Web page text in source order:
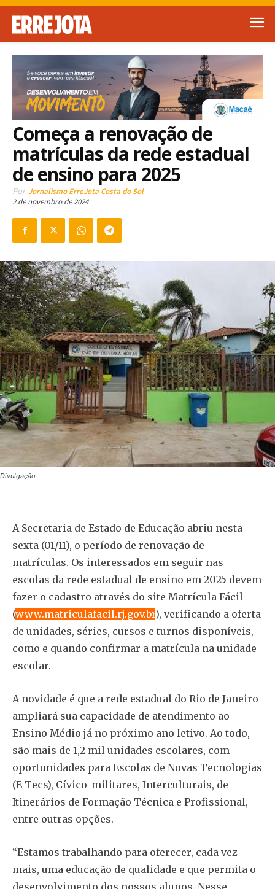
Começa a renovação de
matrículas da rede estadual
de ensino para 2025
Por Jornalismo ErreJota Costa do Sol
2 de novembro de 2024
Divulgação
A Secretaria de Estado de Educação abriu nesta
sexta (01/11), o período de renovação de
matrículas. Os interessados em seguir nas
escolas da rede estadual de ensino em 2025 devem
fazer o cadastro através do site Matrícula Fácil
(www.matriculafacil.rj.gov.br), verificando a oferta
de unidades, séries, cursos e turnos disponíveis,
como e quando confirmar a matrícula na unidade
escolar.
A novidade é que a rede estadual do Rio de Janeiro
ampliará sua capacidade de atendimento ao
Ensino Médio já no próximo ano letivo. Ao todo,
são mais de 1,2 mil unidades escolares, com
oportunidades para Escolas de Novas Tecnologias
(E-Tecs), Cívico-militares, Interculturais, de
Itinerários de Formação Técnica e Profissional,
entre outras opções.
“Estamos trabalhando para oferecer, cada vez
mais, uma educação de qualidade e que permita o